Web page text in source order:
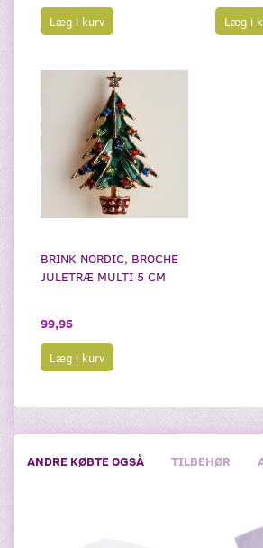
Læg i kurv Læg i
BRINK NORDIC, BROCHE
JULETRÆ MULTI 5 CM
99,95
Læg i kurv
ANDRE KØBTE OGSÅ TILBEHØR